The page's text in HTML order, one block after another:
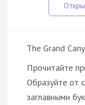
The Grand
Прочитайте
Образуйте от
заглавными